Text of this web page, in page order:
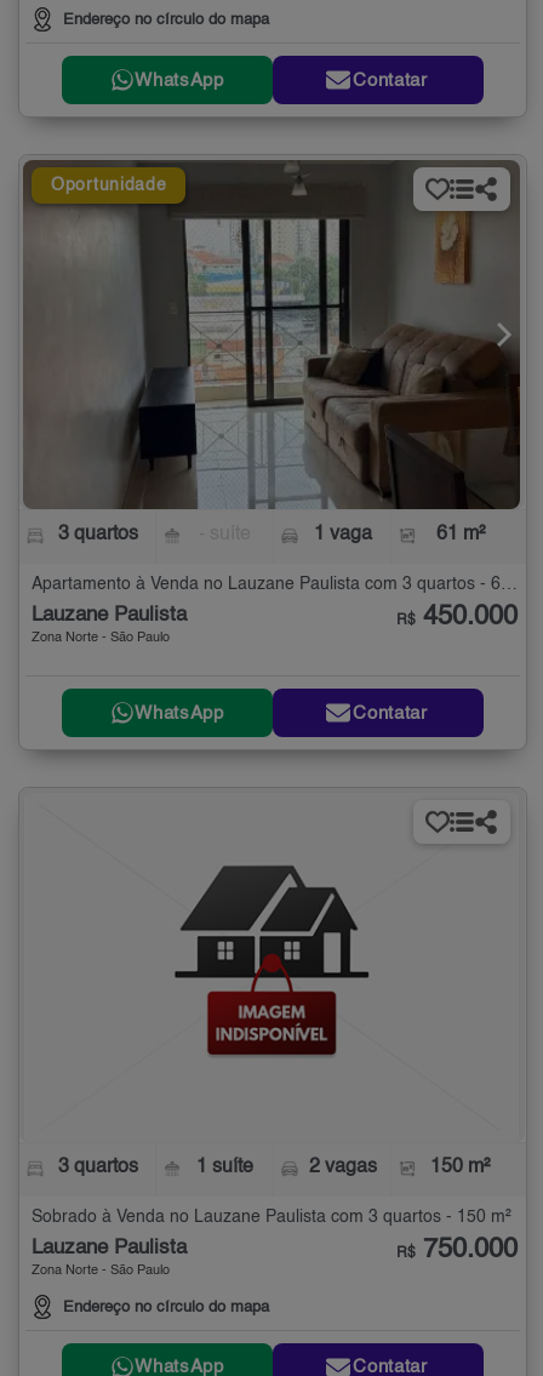
Endereço no círculo do mapa
WhatsApp Contatar
Oportunidade
3 quartos 1 vaga 61 m²
Apartamento à Venda no Lauzane Paulista com 3 quartos - 61 m²
Lauzane Paulista
Zona Norte - São Paulo
R$ 450.000
WhatsApp Contatar
3 quartos 1 suíte 2 vagas 150 m²
Sobrado à Venda no Lauzane Paulista com 3 quartos - 150 m²
Lauzane Paulista
Zona Norte - São Paulo
Endereço no círculo do mapa
R$ 750.000
WhatsApp Contatar